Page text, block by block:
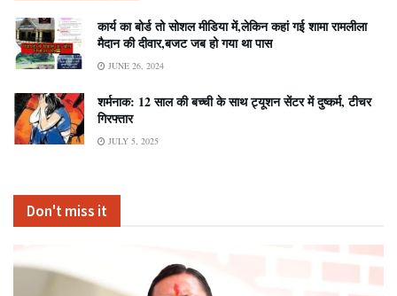
कार्य का बोर्ड तो सोशल मीडिया में,लेकिन कहां गई शामा रामलीला
मैदान की दीवार,बजट जब हो गया था पास
JUNE 26, 2024
शर्मनाक: 12 साल की बच्ची के साथ ट्यूशन सेंटर में दुष्कर्म, टीचर
गिरफ्तार
JULY 5, 2025
Don't miss it